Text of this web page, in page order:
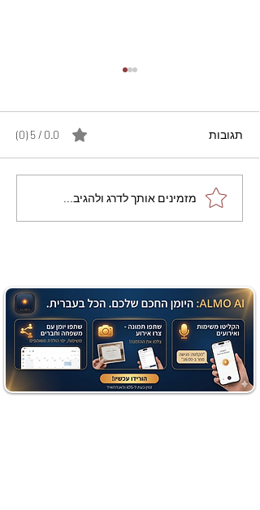
מתכון מנצח עוגת מייפל
שוקולד בחושה וקלה - זיוה
תגובות 0.0 / 5 ‏(0)
מזמינים אותך לדרג ולהגיב...